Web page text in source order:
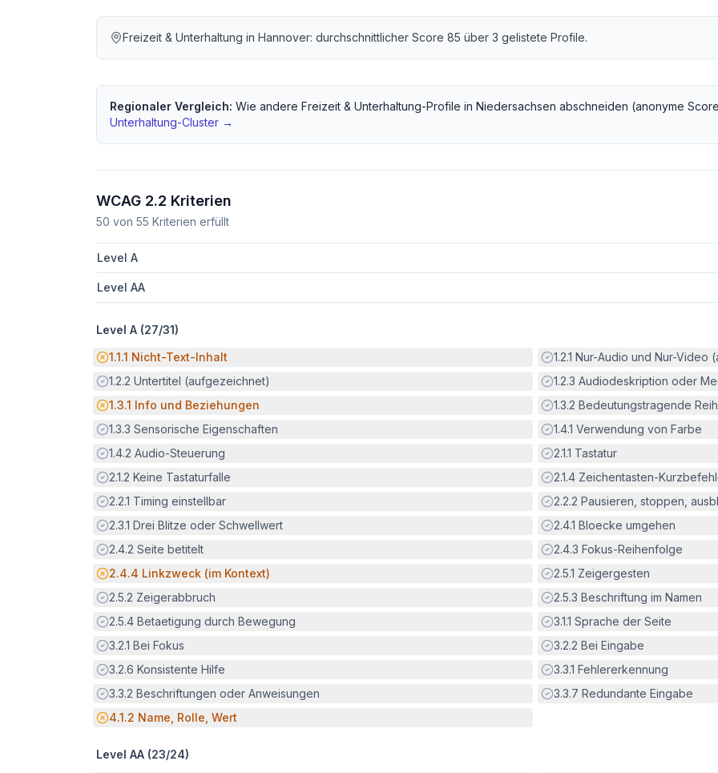
Freizeit & Unterhaltung in Hannover: durchschnittlicher Score 85 über 3 gelistete Profile.
Regionaler Vergleich: Wie andere Freizeit & Unterhaltung-Profile in Niedersachsen abschneiden (anonyme
Unterhaltung-Cluster →
WCAG 2.2 Kriterien
50 von 55 Kriterien erfüllt
Level A
Level AA
Level A (27/31)
Potenzielle Barriere:
1.1.1 Nicht-Text-Inhalt Erfüllt:
1.2.1 Nur-Audio und Nur-Video
Erfüllt:
1.2.2 Untertitel (aufgezeichnet) Erfüllt:
1.2.3 Audiodeskription oder
Potenzielle Barriere:
1.3.1 Info und Beziehungen Erfüllt:
1.3.2 Bedeutungstragende
Erfüllt:
1.3.3 Sensorische Eigenschaften Erfüllt:
1.4.1 Verwendung von Farbe
Erfüllt:
1.4.2 Audio-Steuerung Erfüllt:
2.1.1 Tastatur
Erfüllt:
2.1.2 Keine Tastaturfalle Erfüllt:
2.1.4 Zeichentasten-
Erfüllt:
2.2.1 Timing einstellbar Erfüllt:
2.2.2 Pausieren, stoppen,
Erfüllt:
2.3.1 Drei Blitze oder Schwellwert Erfüllt:
2.4.1 Bloecke umgehen
Erfüllt:
2.4.2 Seite betitelt Erfüllt:
2.4.3 Fokus-Reihenfolge
Potenzielle Barriere:
2.4.4 Linkzweck (im Kontext) Erfüllt:
2.5.1 Zeigergesten
Erfüllt:
2.5.2 Zeigerabbruch Erfüllt:
2.5.3 Beschriftung im Namen
Erfüllt:
2.5.4 Betaetigung durch Bewegung Erfüllt:
3.1.1 Sprache der Seite
Erfüllt:
3.2.1 Bei Fokus Erfüllt:
3.2.2 Bei Eingabe
Erfüllt:
3.2.6 Konsistente Hilfe Erfüllt:
3.3.1 Fehlererkennung
Erfüllt:
3.3.2 Beschriftungen oder Anweisungen Erfüllt:
3.3.7 Redundante Eingabe
Potenzielle Barriere:
4.1.2 Name, Rolle, Wert
Level AA (23/24)